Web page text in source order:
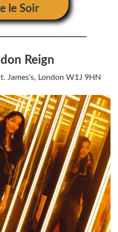
le Soir
Reign
James's, London W1J 9HN